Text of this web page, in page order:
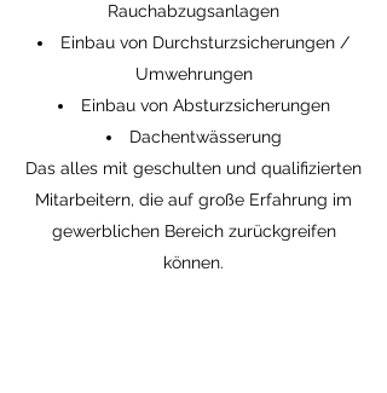
Rauchabzugsanlagen
Einbau von Durchsturzsicherungen /
Umwehrungen
Einbau von Absturzsicherungen
Dachentwässerung
Das alles mit geschulten und qualifizierten
Mitarbeitern, die auf große Erfahrung im
gewerblichen Bereich zurückgreifen
können.